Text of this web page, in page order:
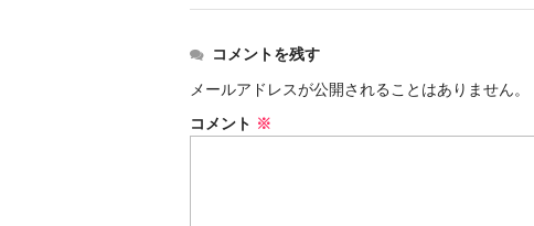
コメントを残す
メールアドレスが公開されることはありません。
コメント ※